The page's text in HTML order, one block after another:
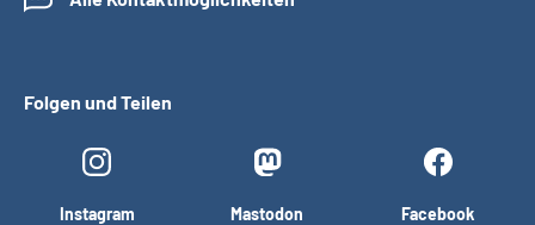
Folgen und Teilen
Instagram Mastodon Facebook